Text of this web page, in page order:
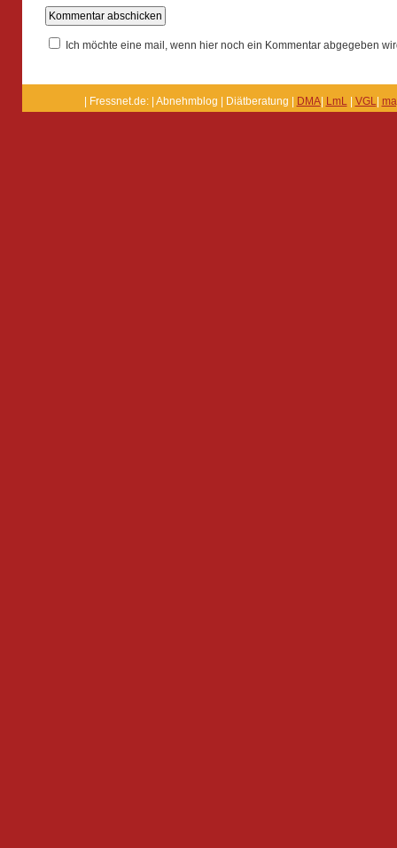
Ich möchte eine mail, wenn hier noch ein Kommentar abgegeben
| Fressnet.de: | Abnehmblog | Diätberatung | DMA| LmL| VGL|